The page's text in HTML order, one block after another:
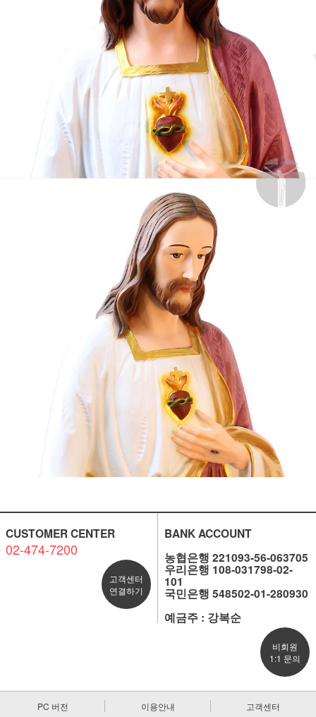
CUSTOMER CENTER
02-474-7200
고객센터
연결하기
BANK ACCOUNT
농협은행 221093-56-063705
우리은행 108-031798-02-
101
국민은행 548502-01-280930
예금주 : 강복순
비회원
1:1 문의
PC 버전 이용안내 고객센터